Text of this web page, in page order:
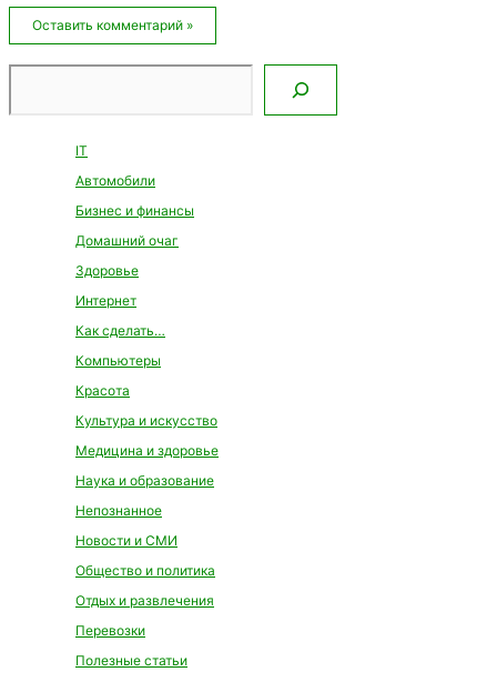
IT
Автомобили
Бизнес и финансы
Домашний очаг
Здоровье
Интернет
Как сделать…
Компьютеры
Красота
Культура и искусство
Медицина и здоровье
Наука и образование
Непознанное
Новости и СМИ
Общество и политика
Отдых и развлечения
Перевозки
Полезные статьи